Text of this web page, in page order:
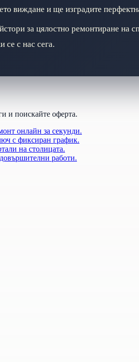
виждане и ще изградите
за цялостно ремонтиране на
се с нас сега.
и поискайте оферта.
онлайн за секунди.
с фиксиран график.
на столицата.
работи.